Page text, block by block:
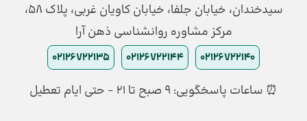
سیدخندان، خیابان جلفا، خیابان کاویان غربی، پلاک 58،
مرکز مشاوره روانشناسی ذهن آرا
02126722140
02126722144
02126722135
⏰ ساعات پاسخگویی: ۹ صبح تا ۲۱ - حتی ایام تعطیل